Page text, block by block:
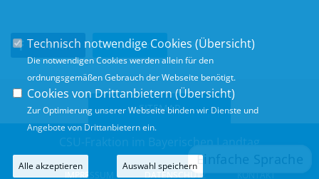
Teilen Twittern
SITEMAP
CSU-Fraktion im Bayerischen Landtag
IMPRESSUM DATENSCHUTZ KONTAKT
Technisch notwendige Cookies (Übersicht)
Die notwendigen Cookies werden allein für den
ordnungsgemäßen Gebrauch der Webseite benötigt.
Cookies von Drittanbietern (Übersicht)
Zur Optimierung unserer Webseite binden wir Dienste und
Angebote von Drittanbietern ein.
Alle akzeptieren Auswahl speichern